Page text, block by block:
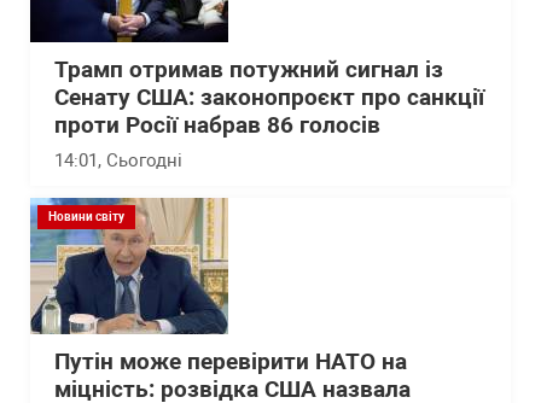
Трамп отримав потужний сигнал із
Сенату США: законопроєкт про санкції
проти Росії набрав 86 голосів
14:01, Сьогодні
Новини світу
Путін може перевірити НАТО на
міцність: розвідка США назвала